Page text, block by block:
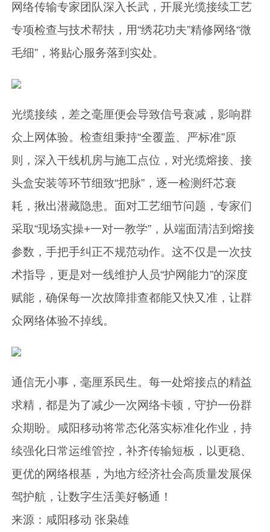
网络传输专家团队深入长武，开展光缆接续工艺
专项检查与技术帮扶，用“绣花功夫”精修网络“微
毛细”，将贴心服务落到实处。
光缆接续，差之毫厘便会导致信号衰减，影响群
众上网体验。检查组秉持“全覆盖、严标准”原
则，深入干线机房与施工点位，对光缆熔接、接
头盒安装等环节细致“把脉”，逐一检测纤芯衰
耗，揪出潜藏隐患。面对工艺细节问题，专家们
采取“现场实操+一对一教学”，从端面清洁到熔接
参数，手把手纠正不规范动作。这不仅是一次技
术指导，更是对一线维护人员“护网能力”的深度
赋能，确保每一次故障排查都能又快又准，让群
众网络体验不掉线。
通信无小事，毫厘系民生。每一处熔接点的精益
求精，都是为了减少一次网络卡顿，守护一份群
众期盼。咸阳移动将常态化落实标准化作业，持
续强化日常运维管控，补齐传输短板，以更稳、
更优的网络根基，为地方经济社会高质量发展保
驾护航，让数字生活美好畅通！
来源：咸阳移动 张枭雄